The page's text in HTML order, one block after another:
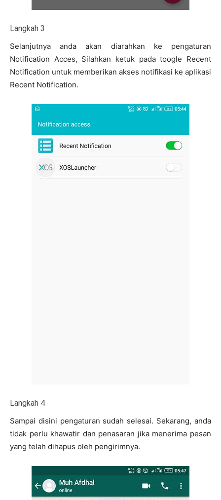
Langkah 3
Selanjutnya anda akan diarahkan ke pengaturan
Notification Acces, Silahkan ketuk pada toogle Recent
Notification untuk memberikan akses notifikasi ke aplikasi
Recent Notification.
Langkah 4
Sampai disini pengaturan sudah selesai. Sekarang, anda
tidak perlu khawatir dan penasaran jika menerima pesan
yang telah dihapus oleh pengirimnya.